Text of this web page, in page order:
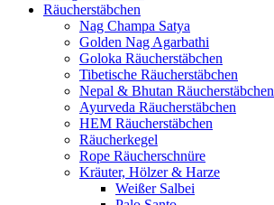
Räucherstäbchen
Nag Champa Satya
Golden Nag Agarbathi
Goloka Räucherstäbchen
Tibetische Räucherstäbchen
Nepal & Bhutan Räucherstäbchen
Ayurveda Räucherstäbchen
HEM Räucherstäbchen
Räucherkegel
Rope Räucherschnüre
Kräuter, Hölzer & Harze
Weißer Salbei